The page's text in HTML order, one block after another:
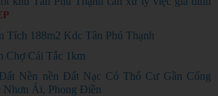
Tích 188m2 Kdc Tân Phú Thạnh
Chợ Cái Tắc 1km
Nền nền Đất Nạc Có Thổ Cư Gần Cống
Ái, Phong Điền